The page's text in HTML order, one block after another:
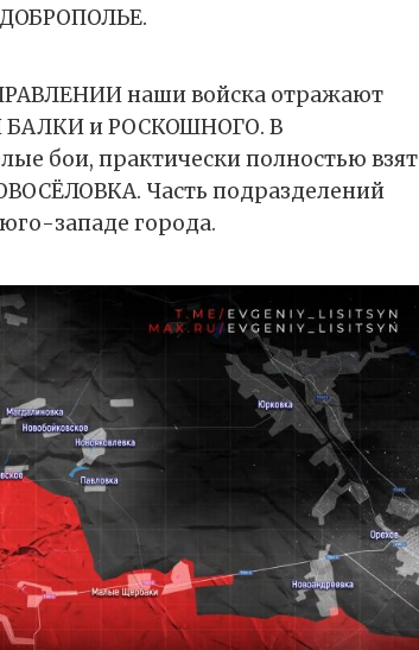
наши войска отражают
БАЛКИ и РОСКОШНОГО. В
бои, практически полностью взят
Часть подразделений
западе города.